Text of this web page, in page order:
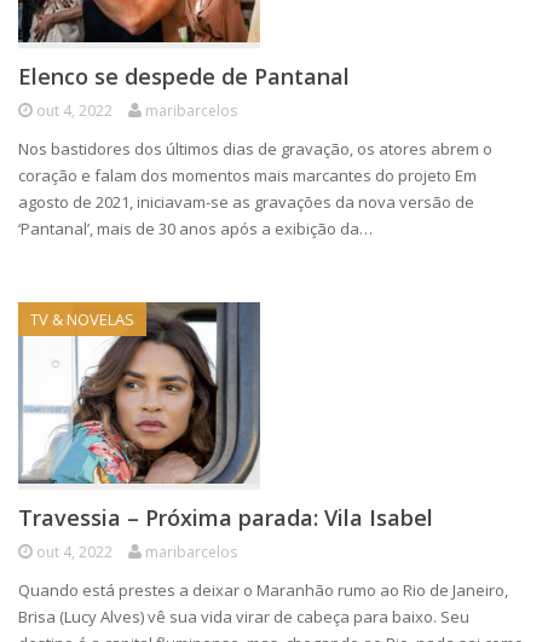
Elenco se despede de Pantanal
out 4, 2022 maribarcelos
Nos bastidores dos últimos dias de gravação, os atores abrem o
coração e falam dos momentos mais marcantes do projeto Em
agosto de 2021, iniciavam-se as gravações da nova versão de
‘Pantanal’, mais de 30 anos após a exibição da…
TV & NOVELAS
Travessia – Próxima parada: Vila Isabel
out 4, 2022 maribarcelos
Quando está prestes a deixar o Maranhão rumo ao Rio de Janeiro,
Brisa (Lucy Alves) vê sua vida virar de cabeça para baixo. Seu